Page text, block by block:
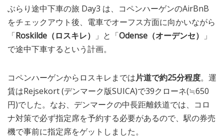
MEDIA – メディア掲載 TRAVEL– 旅行
EVERYDAY– 日常ブログ
- サイトについて
ぶらり途中下車の旅 Day3 は、コペンハーゲンのAirBnB
をチェックアウト後、電車でオーフス方面に向かいながら
「Roskilde（ロスキレ） 」と「Odense（オーデンセ）
」
で途中下車するという計画。
コペンハーゲンからロスキレまでは片道で約25分程度。運
賃はRejsekort (デンマーク版SUICA)で39クローネ(≒650
円)でした。なお、デンマークの中長距離鉄道では、コロ
ナ対策で必ず指定席を予約する必要があるので、駅の券売
機で事前に指定席をゲットしました。